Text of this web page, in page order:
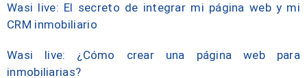
Wasi live: El secreto de integrar mi página web y mi
CRM inmobiliario
Wasi live: ¿Cómo crear una página web para
inmobiliarias?